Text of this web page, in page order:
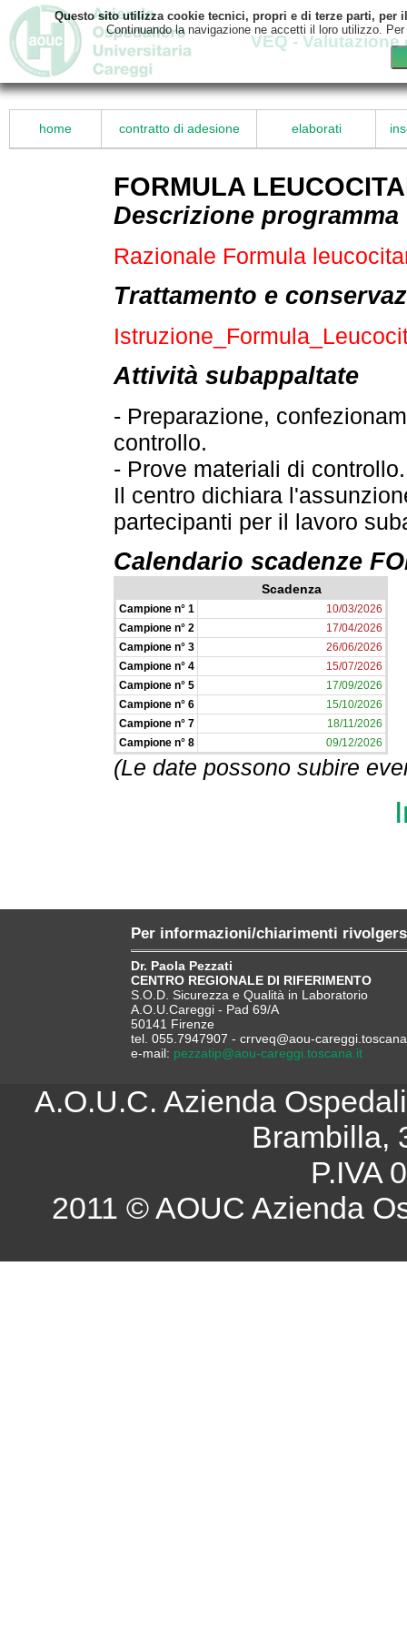
VEQ -
home contratto di adesione elaborati
FORMULA
Descrizione programma
Razionale Formula
Trattamento e
Attività subappaltate
- Preparazione,
controllo.
- Prove materiali di controllo.
Il centro dichiara
partecipanti per il lavoro
Calendario scadenze
Scadenza
Campione n° 1
10/03/2026
Campione n° 2
17/04/2026
Campione n° 3
26/06/2026
Campione n° 4
15/07/2026
Campione n° 5
17/09/2026
Campione n° 6
15/10/2026
Campione n° 7
18/11/2026
Campione n° 8
09/12/2026
(Le date possono subire
Per informazioni/chiarimenti
Dr. Paola Pezzati
CENTRO REGIONALE DI RIFERIMENTO
S.O.D. Sicurezza e Qualità in Laboratorio
A.O.U.Careggi - Pad 69/A
50141 Firenze
tel. 055.7947907 - crrveq@aou-
e-mail: pezzatip@aou-careggi.toscana.it
A.O.U.C. Azienda
Brambilla,
P.IVA
2011 © AOUC Azienda
Questo sito utilizza cookie tecnici, propri e di terze parti,
Continuando la navigazione ne accetti il loro utilizzo.